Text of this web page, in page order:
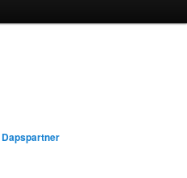
Dapspartner